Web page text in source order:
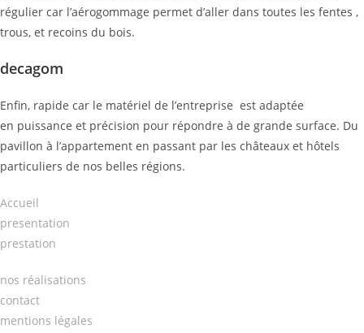
régulier car l’aérogommage permet d’aller dans toutes les fentes ,
trous, et recoins du bois.
decagom
Enfin, rapide car le matériel de l’entreprise est adaptée
en puissance et précision pour répondre à de grande surface. Du
pavillon à l’appartement en passant par les châteaux et hôtels
particuliers de nos belles régions.
Accueil
presentation
prestation
nos réalisations
contact
mentions légales